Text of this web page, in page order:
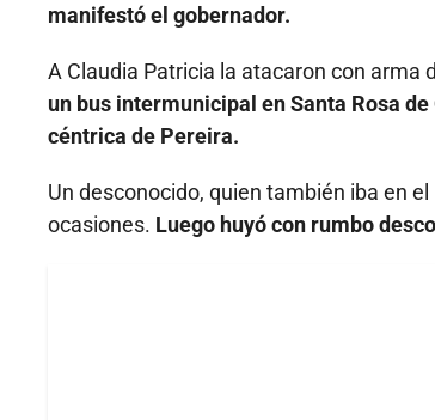
manifestó el gobernador.
A Claudia Patricia la atacaron con
un bus intermunicipal en Santa Rosa
céntrica de Pereira.
Un desconocido, quien también iba en
ocasiones. Luego huyó con rumbo